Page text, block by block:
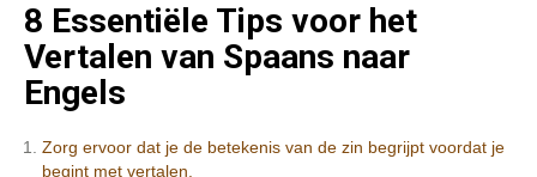
8 Essentiële Tips voor het
Vertalen van Spaans naar
Engels
Zorg ervoor dat je de betekenis van de zin begrijpt voordat je
begint met vertalen.